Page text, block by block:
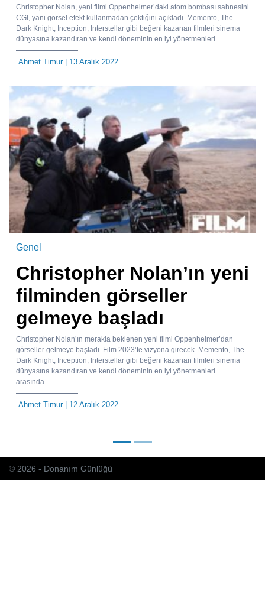
Christopher Nolan, yeni filmi Oppenheimer’daki atom bombası sahnesini
CGI, yani görsel efekt kullanmadan çektiğini açıkladı. Memento, The
Dark Knight, Inception, Interstellar gibi beğeni kazanan filmleri sinema
dünyasına kazandıran ve kendi döneminin en iyi yönetmenleri...
Ahmet Timur| 13 Aralık 2022
Genel
Christopher Nolan’ın yeni
filminden görseller
gelmeye başladı
Christopher Nolan’ın merakla beklenen yeni filmi Oppenheimer’dan
görseller gelmeye başladı. Film 2023’te vizyona girecek. Memento, The
Dark Knight, Inception, Interstellar gibi beğeni kazanan filmleri sinema
dünyasına kazandıran ve kendi döneminin en iyi yönetmenleri
arasında...
Ahmet Timur| 12 Aralık 2022
© 2026 - Donanım Günlüğü